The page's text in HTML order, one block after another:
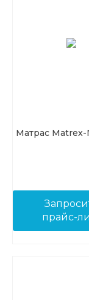
Матрас Matrex-
прайс-